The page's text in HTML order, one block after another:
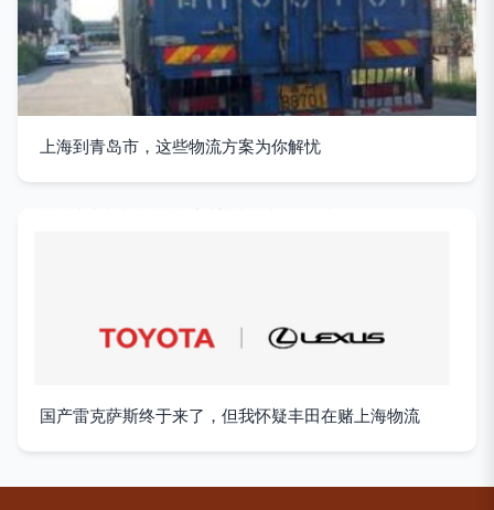
上海到青岛市，这些物流方案为你解忧
国产雷克萨斯终于来了，但我怀疑丰田在赌上海物流